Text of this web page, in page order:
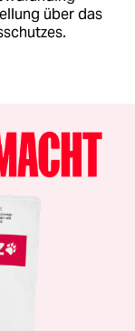
über das